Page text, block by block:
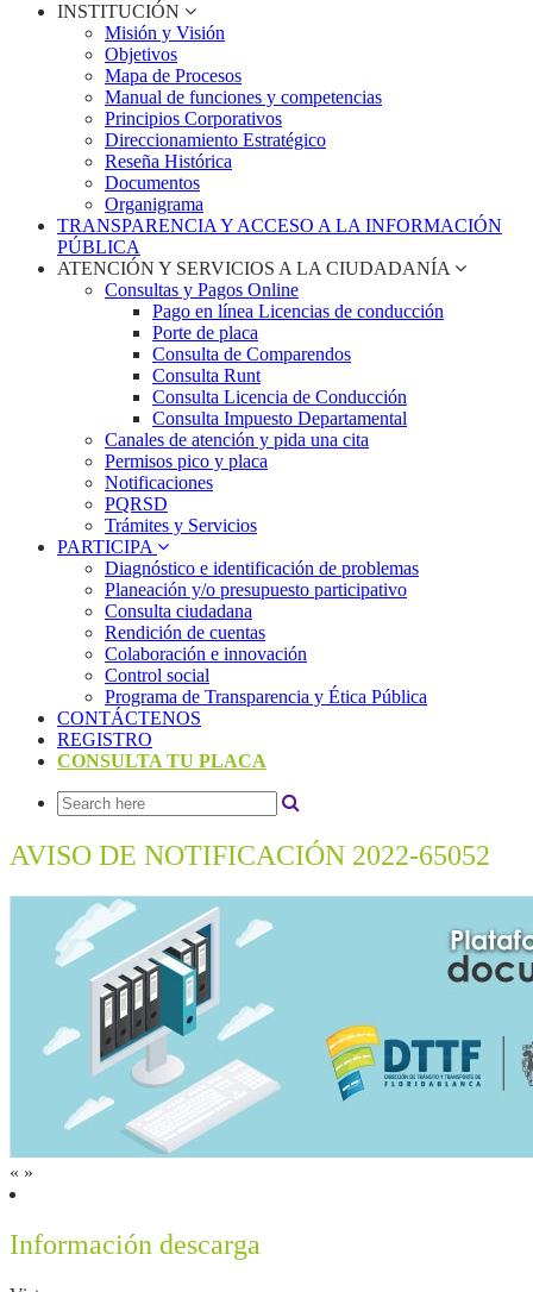
INSTITUCIÓN
Misión y Visión
Objetivos
Mapa de Procesos
Manual de funciones y competencias
Principios Corporativos
Direccionamiento Estratégico
Reseña Histórica
Documentos
Organigrama
TRANSPARENCIA Y ACCESO A LA INFORMACIÓN
PÚBLICA
ATENCIÓN Y SERVICIOS A LA CIUDADANÍA
Consultas y Pagos Online
Pago en línea Licencias de conducción
Porte de placa
Consulta de Comparendos
Consulta Runt
Consulta Licencia de Conducción
Consulta Impuesto Departamental
Canales de atención y pida una cita
Permisos pico y placa
Notificaciones
PQRSD
Trámites y Servicios
PARTICIPA
Diagnóstico e identificación de problemas
Planeación y/o presupuesto participativo​
Consulta ciudadana
Rendición de cuentas
Colaboración e innovación
Control social
Programa de Transparencia y Ética Pública
CONTÁCTENOS
REGISTRO
CONSULTA TU PLACA
AVISO DE NOTIFICACIÓN 2022-65052
« »
Información descarga